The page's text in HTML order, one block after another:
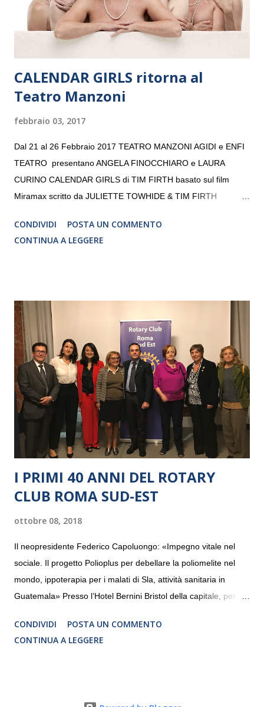
da un prestigioso consiglio di consulent...
CALENDAR GIRLS ritorna al
Teatro Manzoni
febbraio 03, 2017
Dal 21 al 26 Febbraio 2017 TEATRO MANZONI AGIDI e ENFI
TEATRO presentano ANGELA FINOCCHIARO e LAURA
CURINO CALENDAR GIRLS di TIM FIRTH basato sul film
Miramax scritto da JULIETTE TOWHIDE & TIM FIRTH
CRISTINA PEZZOLI
CONDIVIDI
POSTA UN COMMENTO
CONTINUA A LEGGERE
I PRIMI 40 ANNI DEL ROTARY
CLUB ROMA SUD-EST
ottobre 08, 2018
Il neopresidente Federico Capoluongo: «Impegno vitale nel
sociale. Il progetto Polioplus per debellare la poliomelite nel
mondo, ippoterapia per i malati di Sla, attività sanitaria in
Guatemala» Presso l’Hotel Bernini Bristol della capitale, per la
programmazione del Rotary Club Roma Sud-Est che festeggia
i quaranta anni di attività. Un’occasione per raccontare al
CONDIVIDI
POSTA UN COMMENTO
CONTINUA A LEGGERE